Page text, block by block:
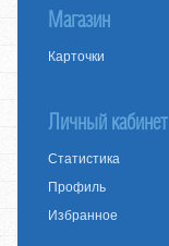
Магазин
Карточки
Личный кабинет
Статистика
Профиль
Избранное